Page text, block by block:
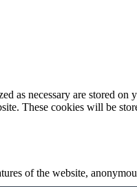
as necessary are stored on
These cookies will be
of the website,